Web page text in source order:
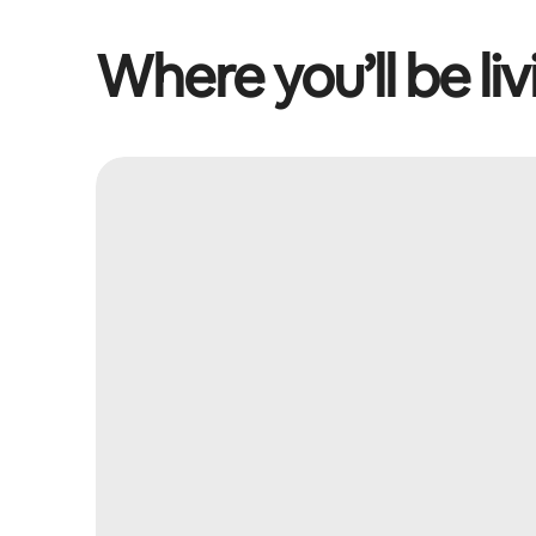
Where you’ll be